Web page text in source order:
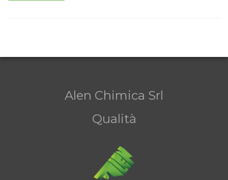
Alen Chimica Srl
Qualità